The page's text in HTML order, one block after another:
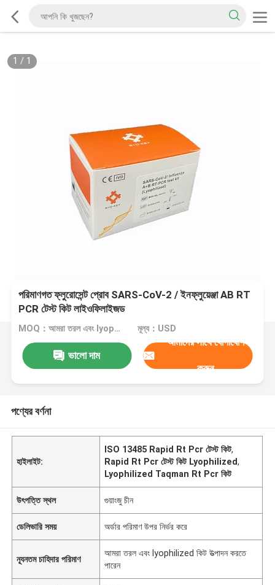
1 / 1
পরিমাণগত ফ্লুরোসেন্ট প্রোব SARS-CoV-2 / ইনফ্লুয়েঞ্জা AB RT
PCR টেস্ট কিট লাইওফিলাইজড
MOQ：আমরা তরল এবং lyophilized কিট উত্পাদন করতে পারেন মূল্য：USD
ভালো দাম
আমাদের সাথে যোগাযোগ
করুন
পণ্যের বর্ণনা
হাইলাইট:
ISO 13485 Rapid Rt Pcr টেস্ট কিট,
Rapid Rt Pcr টেস্ট কিট Lyophilized,
Lyophilized Taqman Rt Pcr কিট
উৎপত্তি স্থল গুয়াংজু চীন
ডেলিভারি সময় অর্ডার পরিমাণ উপর নির্ভর করে
ন্যূনতম চাহিদার পরিমাণ
আমরা তরল এবং lyophilized কিট উত্পাদন করতে
পারেন